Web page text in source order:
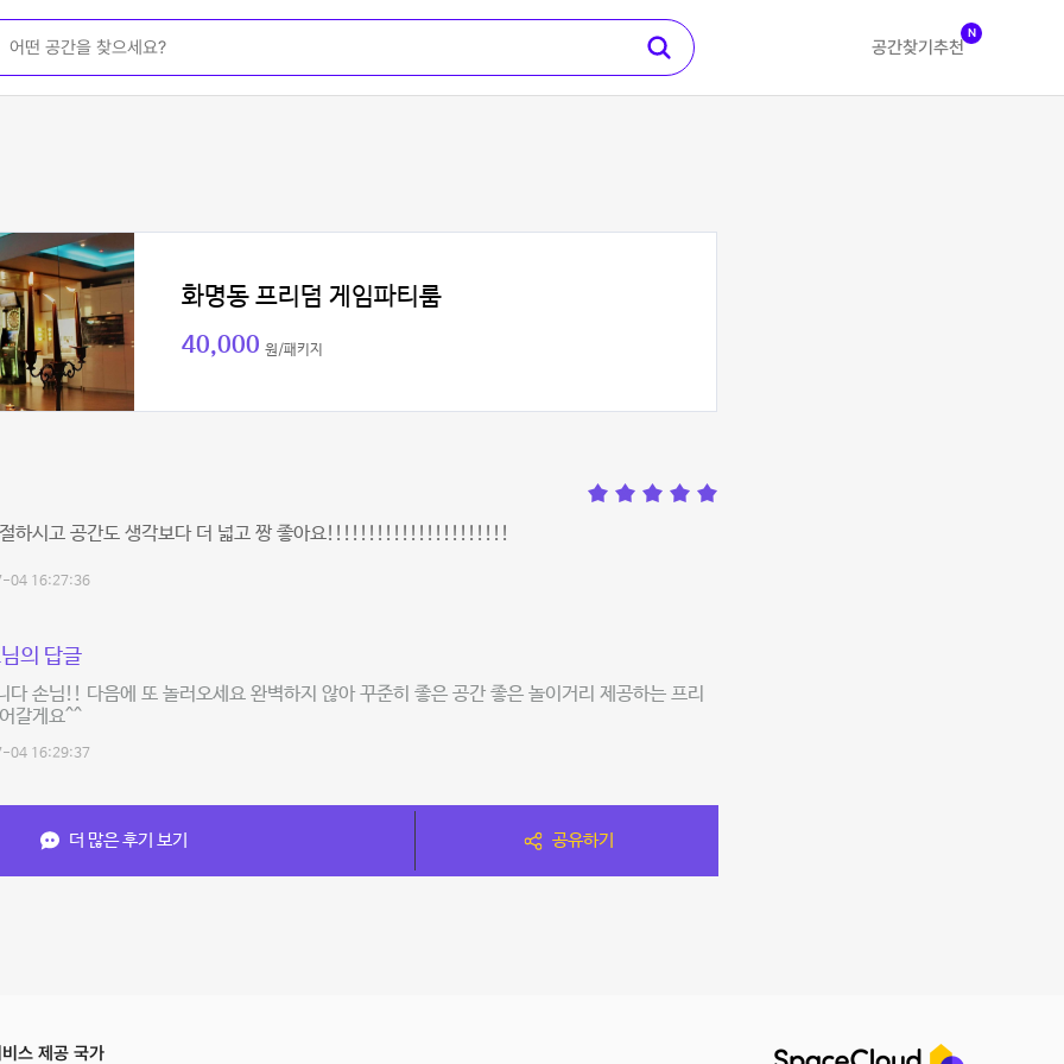
공간찾기 추천
N
화명동 프리덤 게임파티룸
40,000 원/패키지
절하시고 공간도 생각보다 더 넓고 짱 좋아요!!!!!!!!!!!!!!!!!!!!!!
04 16:27:36
의 답글
다 손님!! 다음에 또 놀러오세요 완벽하지 않아 꾸준히 좋은 공간 좋은 놀이거리 제공하는 프리
갈게요^^
04 16:29:37
더 많은 후기 보기 공유하기
스 제공 국가